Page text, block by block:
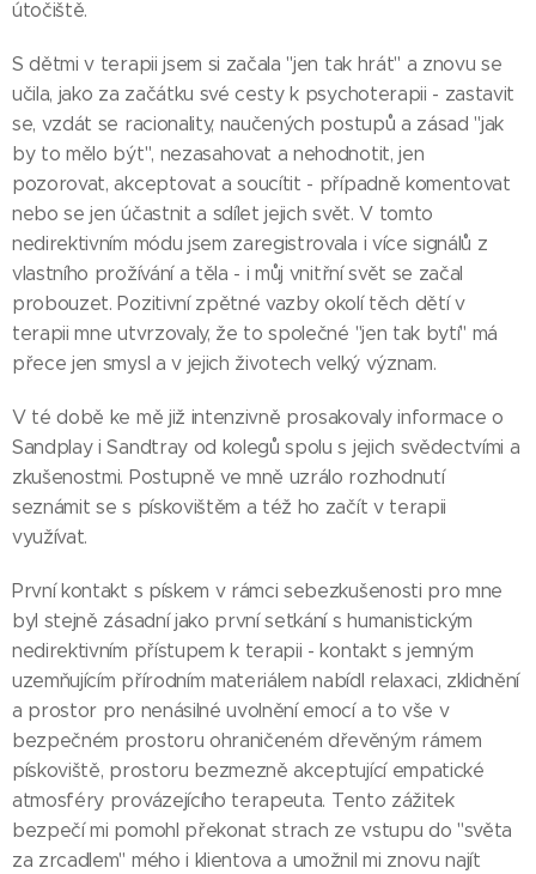
útočiště.
S dětmi v terapii jsem si začala "jen tak hrát" a znovu se
učila, jako za začátku své cesty k psychoterapii - zastavit
se, vzdát se racionality, naučených postupů a zásad "jak
by to mělo být", nezasahovat a nehodnotit, jen
pozorovat, akceptovat a soucítit - případně komentovat
nebo se jen účastnit a sdílet jejich svět. V tomto
nedirektivním módu jsem zaregistrovala i více signálů z
vlastního prožívání a těla - i můj vnitřní svět se začal
probouzet. Pozitivní zpětné vazby okolí těch dětí v
terapii mne utvrzovaly, že to společné "jen tak bytí" má
přece jen smysl a v jejich životech velký význam.
V té době ke mě již intenzivně prosakovaly informace o
Sandplay i Sandtray od kolegů spolu s jejich svědectvími a
zkušenostmi. Postupně ve mně uzrálo rozhodnutí
seznámit se s pískovištěm a též ho začít v terapii
využívat.
První kontakt s pískem v rámci sebezkušenosti pro mne
byl stejně zásadní jako první setkání s humanistickým
nedirektivním přístupem k terapii - kontakt s jemným
uzemňujícím přírodním materiálem nabídl relaxaci, zklidnění
a prostor pro nenásilné uvolnění emocí a to vše v
bezpečném prostoru ohraničeném dřevěným rámem
pískoviště, prostoru bezmezně akceptující empatické
atmosféry provázejícího terapeuta. Tento zážitek
bezpečí mi pomohl překonat strach ze vstupu do "světa
za zrcadlem" mého i klientova a umožnil mi znovu najít